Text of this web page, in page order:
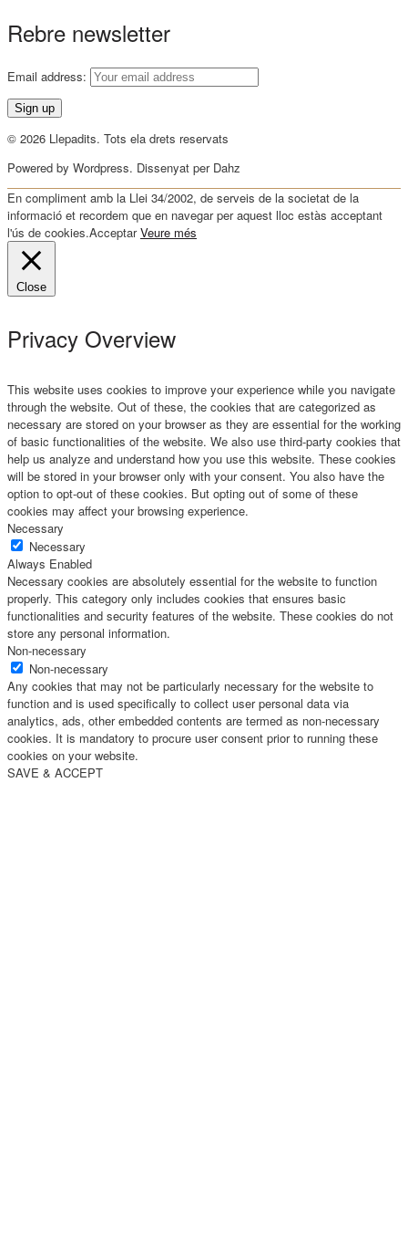
Rebre newsletter
Email address:
© 2026 Llepadits. Tots ela drets reservats
Powered by Wordpress. Dissenyat per Dahz
En compliment amb la Llei 34/2002, de serveis de la societat de la
informació et recordem que en navegar per aquest lloc estàs acceptant
l'ús de cookies.Acceptar Veure més
Close
Privacy Overview
This website uses cookies to improve your experience while you navigate
through the website. Out of these, the cookies that are categorized as
necessary are stored on your browser as they are essential for the working
of basic functionalities of the website. We also use third-party cookies that
help us analyze and understand how you use this website. These cookies
will be stored in your browser only with your consent. You also have the
option to opt-out of these cookies. But opting out of some of these
cookies may affect your browsing experience.
Necessary
Necessary
Always Enabled
Necessary cookies are absolutely essential for the website to function
properly. This category only includes cookies that ensures basic
functionalities and security features of the website. These cookies do not
store any personal information.
Non-necessary
Non-necessary
Any cookies that may not be particularly necessary for the website to
function and is used specifically to collect user personal data via
analytics, ads, other embedded contents are termed as non-necessary
cookies. It is mandatory to procure user consent prior to running these
cookies on your website.
SAVE & ACCEPT